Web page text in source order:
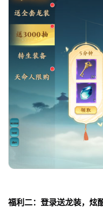
福利二：登录送龙装，炫